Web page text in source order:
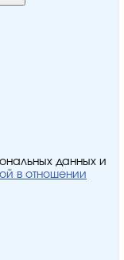
данных и
в отношении